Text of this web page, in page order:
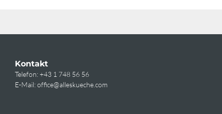
Kontakt
Telefon:+43 1 748 56 56
E-Mail:office@alleskueche.com